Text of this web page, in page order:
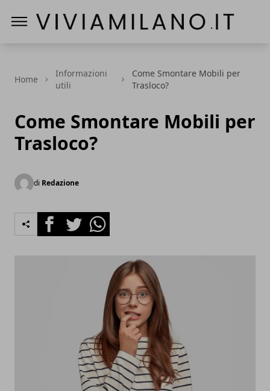
Home
Informazioni
utili
Come Smontare Mobili per
Trasloco?
Come Smontare Mobili per
Trasloco?
di Redazione
FacebookTwitterWhatsapp